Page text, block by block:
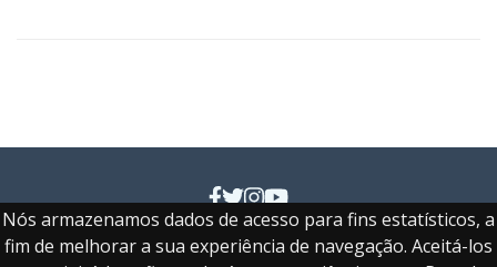
Nós armazenamos dados de acesso para fins estatísticos, a
fim de melhorar a sua experiência de navegação. Aceitá-los
Faculdade de Arquitetura e Urbanismo e de Design